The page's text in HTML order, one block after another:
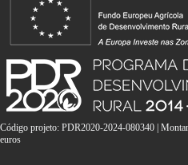
Código projeto: PDR2020-2024-080340 |
euros